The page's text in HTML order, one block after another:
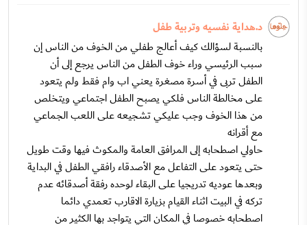
د.هداية نفسيه وتربية طفل
بالنسبة لسؤالك كيف أعالج طفلي من الخوف من الناس إن
سبب الرئيسي وراء خوف الطفل من الناس يرجع إلى أن
الطفل تربى في أسرة مصغرة يعني اب وام فقط ولم يتعود
على مخالطة الناس فلكي يصبح الطفل اجتماعي ويتخلص
من هذا الخوف وجب عليكي تشجيعه على اللعب الجماعي
مع أقرانه
حاولي اصطحابه إلى المرافق العامة والمكوث فيها وقت طويل
حتى يتعود على التفاعل مع الأصدقاء رافقي الطفل في البداية
وبعدها عوديه تدريجيا على البقاء لوحده رفقة أصدقائه عدم
تركه في البيت اثناء القيام بزيارة الاقارب تعمدي دائما
اصطحابه خصوصا في المكان التي يتواجد بها الكثير من